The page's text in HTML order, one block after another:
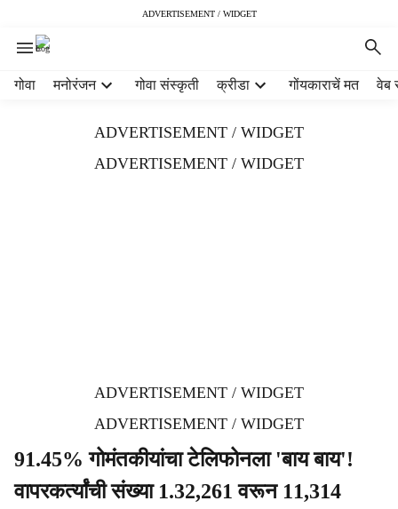
ADVERTISEMENT / WIDGET
गोवा मनोरंजन गोवा संस्कृती क्रीडा गोंयकाराचें मत वेब
ADVERTISEMENT / WIDGET
ADVERTISEMENT / WIDGET
ADVERTISEMENT / WIDGET
ADVERTISEMENT / WIDGET
91.45% गोमंतकीयांचा टेलिफोनला 'बाय बाय'!
वापरकर्त्यांची संख्‍या 1.32,261 वरून 11,314